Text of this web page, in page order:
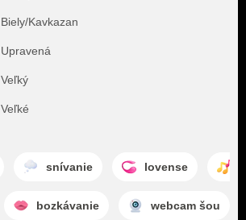
Biely/Kavkazan
Upravená
Veľký
Veľké
snívanie lovense
bozkávanie webcam šou